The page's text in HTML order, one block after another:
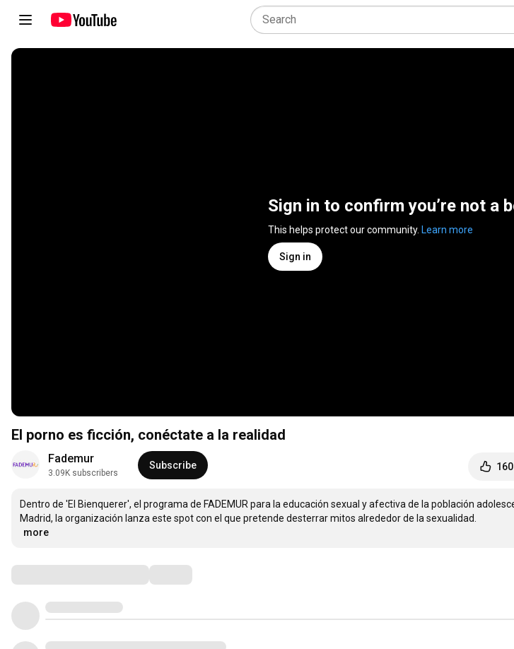
Sign in to confirm you’re not a
This helps protect our community. Learn more
Sign in
El porno es ficción, conéctate a la realidad
Fademur
3.09K subscribers
Subscribe 160
Dentro de 'El Bienquerer', el programa de FADEMUR para la educación sexual y afectiva de la población
…
more